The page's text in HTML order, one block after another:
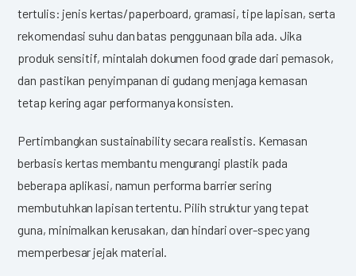
tertulis: jenis kertas/paperboard, gramasi, tipe lapisan, serta
rekomendasi suhu dan batas penggunaan bila ada. Jika
produk sensitif, mintalah dokumen food grade dari pemasok,
dan pastikan penyimpanan di gudang menjaga kemasan
tetap kering agar performanya konsisten.
Pertimbangkan sustainability secara realistis. Kemasan
berbasis kertas membantu mengurangi plastik pada
beberapa aplikasi, namun performa barrier sering
membutuhkan lapisan tertentu. Pilih struktur yang tepat
guna, minimalkan kerusakan, dan hindari over-spec yang
memperbesar jejak material.